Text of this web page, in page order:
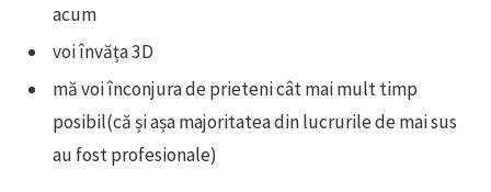
acum
voi învăța 3D
mă voi înconjura de prieteni cât mai mult timp
posibil(că și așa majoritatea din lucrurile de mai sus
au fost profesionale)